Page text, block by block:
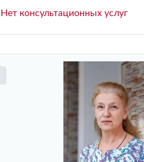
Нет консультационных услуг